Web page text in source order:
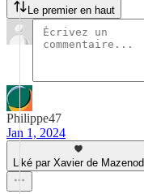
Le premier en haut
Philippe47
Jan 1, 2024
Liké par Xavier de Mazenod